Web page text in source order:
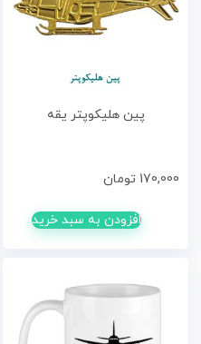
پین هلیکوپتر یقه
170,000 تومان
افزودن به سبد خرید